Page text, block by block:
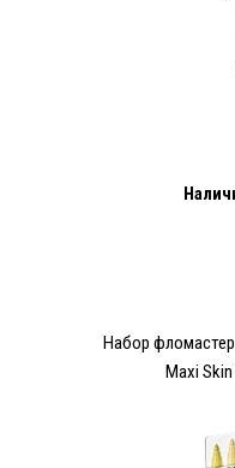
Набор
Maxi